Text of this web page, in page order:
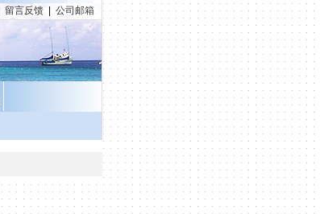
留言反馈 公司邮箱